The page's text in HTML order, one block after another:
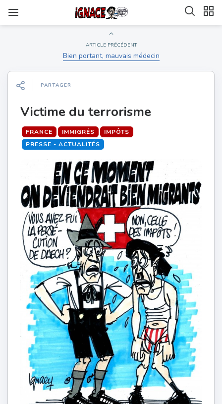
ARTICLE PRÉCÉDENT
Bien portant, mauvais médecin
PARTAGER
Victime du terrorisme
FRANCE IMMIGRÉS
IMPÔTS
PRESSE - ACTUALITÉS